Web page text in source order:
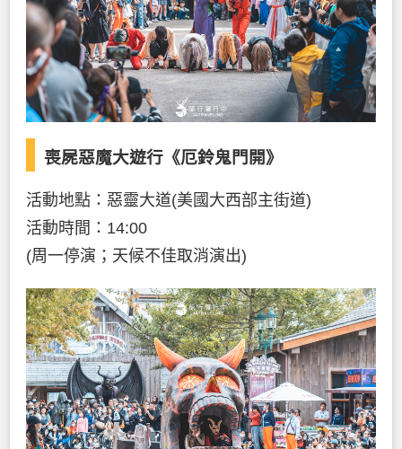
喪屍惡魔大遊行《厄鈴鬼門開》
活動地點：惡靈大道(美國大西部主街道)
活動時間：14:00
(周一停演；天候不佳取消演出)